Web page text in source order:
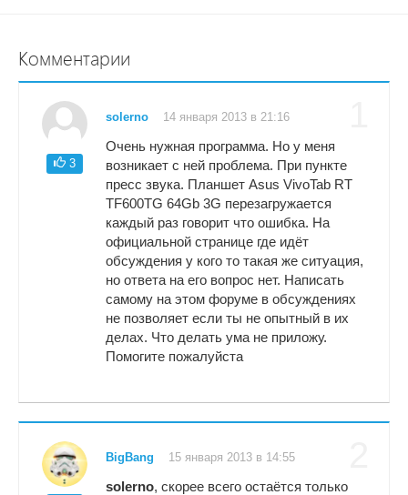
Комментарии
3
solerno 14 января 2013 в 21:16
Очень нужная программа. Но у меня
возникает с ней проблема. При пункте
пресс звука. Планшет Asus VivoTab RT
TF600TG 64Gb 3G перезагружается
каждый раз говорит что ошибка. На
официальной странице где идёт
обсуждения у кого то такая же ситуация,
но ответа на его вопрос нет. Написать
самому на этом форуме в обсуждениях
не позволяет если ты не опытный в их
делах. Что делать ума не приложу.
Помогите пожалуйста
BigBang 15 января 2013 в 14:55
solerno, скорее всего остаётся только